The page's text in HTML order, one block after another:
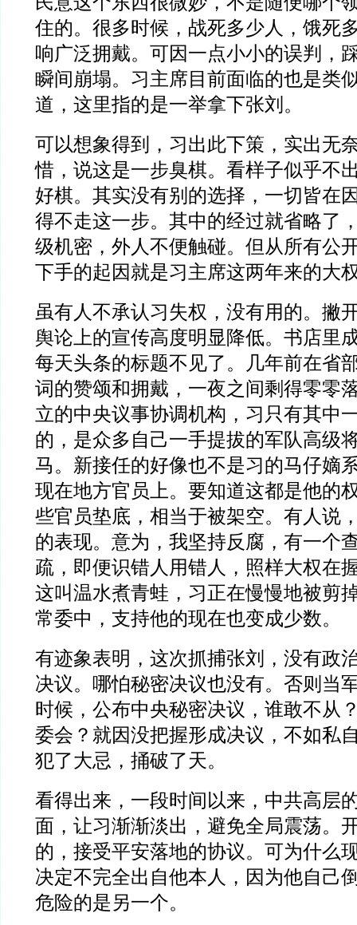
住的。很多时候，战死多少人，饿死
响广泛拥戴。可因一点小小的误判，
瞬间崩塌。习主席目前面临的也是类
道，这里指的是一举拿下张刘。
可以想象得到，习出此下策，实出无
惜，说这是一步臭棋。看样子似乎不
好棋。其实没有别的选择，一切皆在
得不走这一步。其中的经过就省略了
级机密，外人不便触碰。但从所有公
下手的起因就是习主席这两年来的大
虽有人不承认习失权，没有用的。撇
舆论上的宣传高度明显降低。书店里
每天头条的标题不见了。几年前在省
词的赞颂和拥戴，一夜之间剩得零零
立的中央议事协调机构，习只有其中
的，是众多自己一手提拔的军队高级
马。新接任的好像也不是习的马仔嫡
现在地方官员上。要知道这都是他的
些官员垫底，相当于被架空。有人说
的表现。意为，我坚持反腐，有一个
疏，即便识错人用错人，照样大权在
这叫温水煮青蛙，习正在慢慢地被剪
常委中，支持他的现在也变成少数。
有迹象表明，这次抓捕张刘，没有政
决议。哪怕秘密决议也没有。否则当
时候，公布中央秘密决议，谁敢不从
委会？就因没把握形成决议，不如私
犯了大忌，捅破了天。
看得出来，一段时间以来，中共高层
面，让习渐渐淡出，避免全局震荡。
的，接受平安落地的协议。可为什么
决定不完全出自他本人，因为他自己
危险的是另一个。